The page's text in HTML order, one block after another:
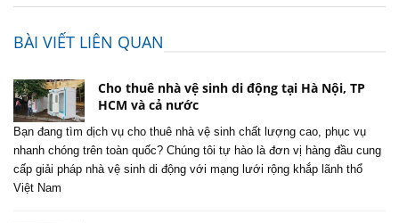
BÀI VIẾT LIÊN QUAN
Cho thuê nhà vệ sinh di động tại Hà Nội, TP
HCM và cả nước
Bạn đang tìm dịch vụ cho thuê nhà vệ sinh chất lượng cao, phục vụ
nhanh chóng trên toàn quốc? Chúng tôi tự hào là đơn vị hàng đầu cung
cấp giải pháp nhà vệ sinh di động với mạng lưới rộng khắp lãnh thổ
Việt Nam